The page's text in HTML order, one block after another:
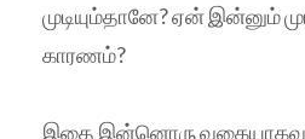
முடியும்தானே? ஏன் இன்னும்
காரணம்?
இதை இன்னொரு